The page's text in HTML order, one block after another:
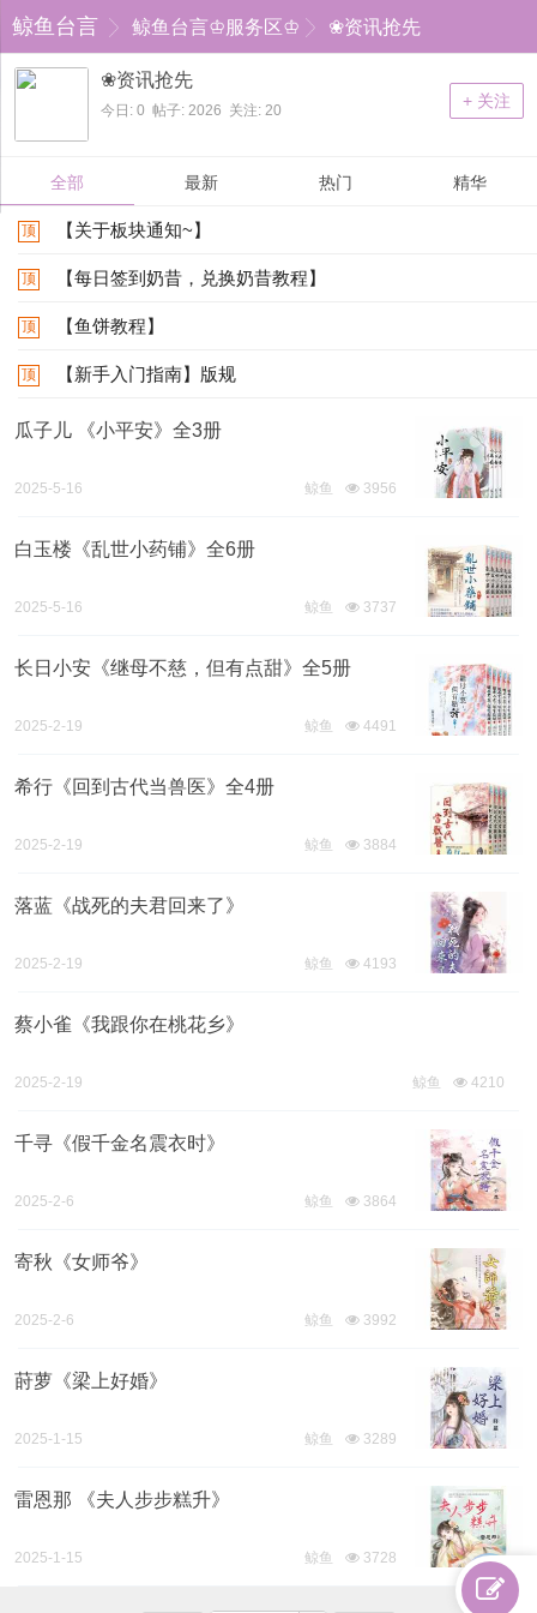
鲸鱼台言 鲸鱼台言♔服务区♔ ❀资讯抢先
签
+ 关注
❀资讯抢先
今日: 0 帖子: 2026 关注: 20
全部 最新 热门 精华
顶 【关于板块通知~】
顶 【每日签到奶昔，兑换奶昔教程】
顶 【鱼饼教程】
顶 【新手入门指南】版规
瓜子儿 《小平安》全3册
2025-5-16
3956
鲸鱼
白玉楼《乱世小药铺》全6册
2025-5-16
3737
鲸鱼
长日小安《继母不慈，但有点甜》全5册
2025-2-19
4491
鲸鱼
希行《回到古代当兽医》全4册
2025-2-19
3884
鲸鱼
落蓝《战死的夫君回来了》
2025-2-19
4193
鲸鱼
蔡小雀《我跟你在桃花乡》
2025-2-19
4210
鲸鱼
千寻《假千金名震衣时》
2025-2-6
3864
鲸鱼
寄秋《女师爷》
2025-2-6
3992
鲸鱼
莳萝《梁上好婚》
2025-1-15
3289
鲸鱼
雷恩那 《夫人步步糕升》
2025-1-15
3728
鲸鱼